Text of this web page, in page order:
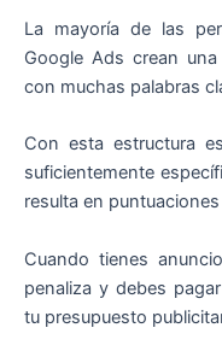
La mayoría de las
Google Ads crean
con muchas palabras
Con esta estructura
suficientemente
resulta en
Cuando tienes
penaliza y debes
tu presupuesto